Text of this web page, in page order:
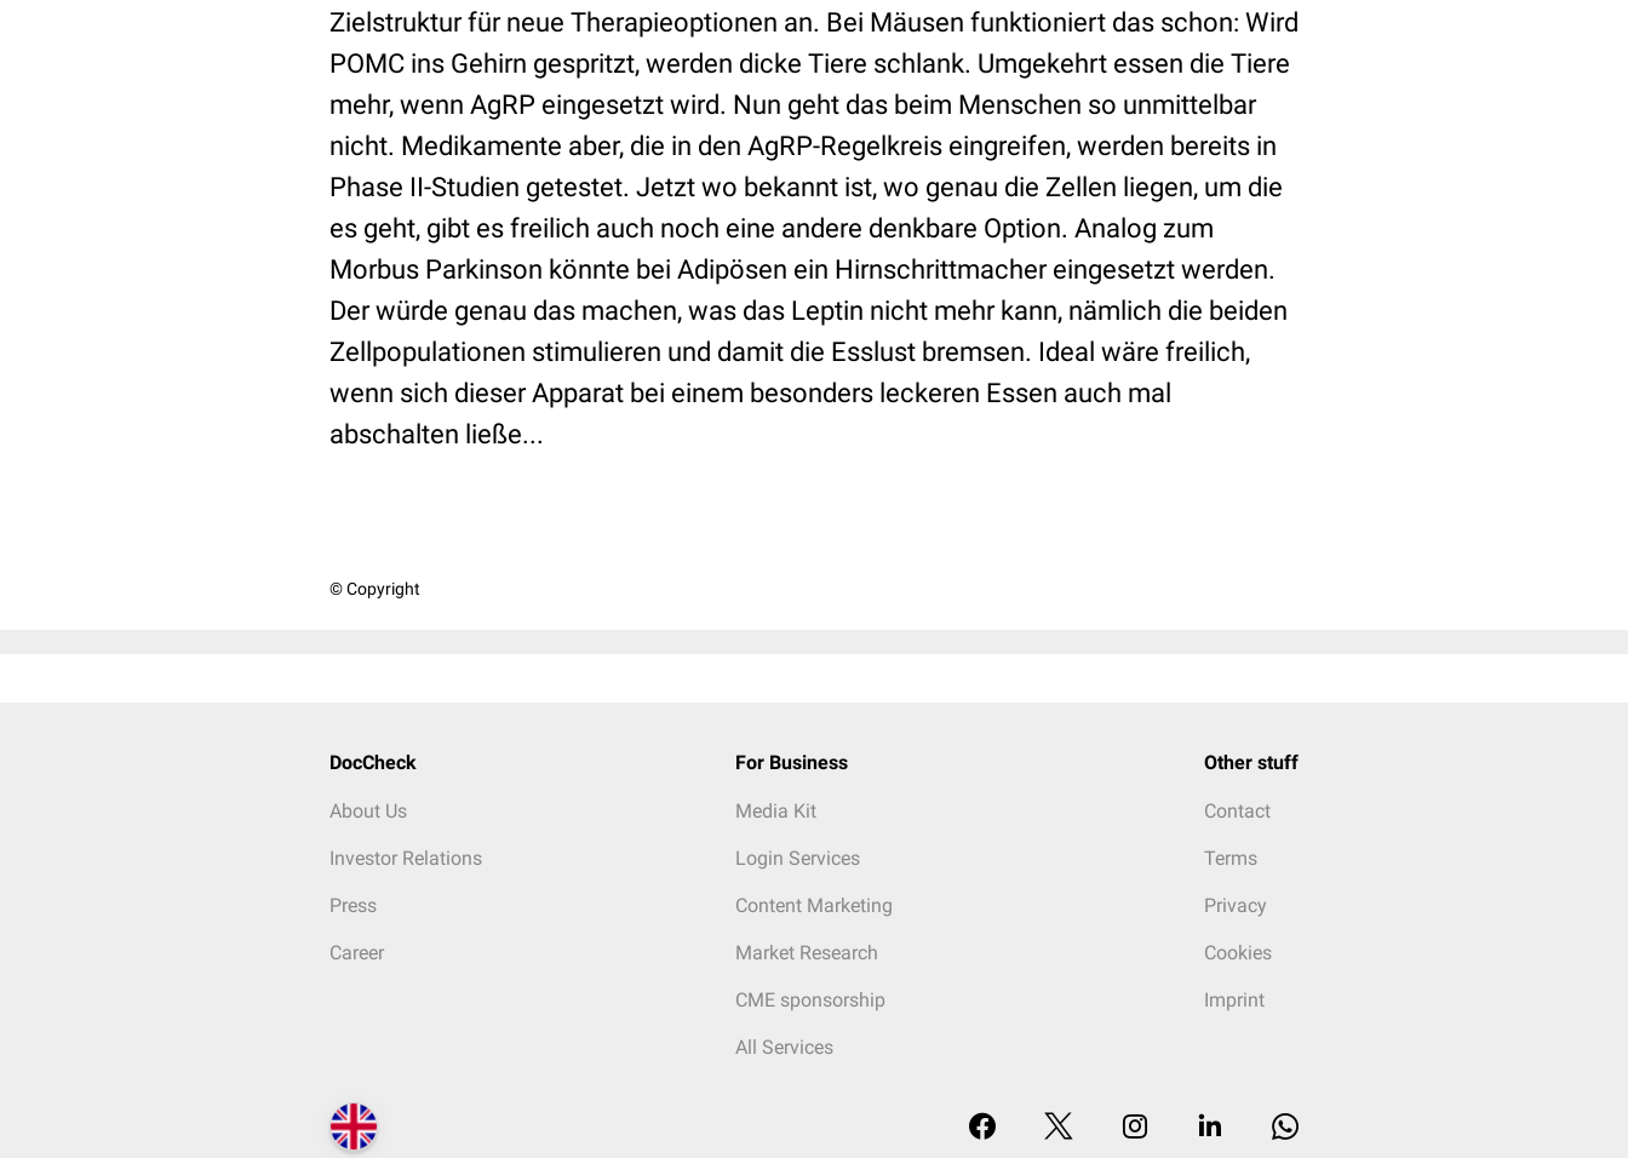
Zielstruktur für neue Therapieoptionen an. Bei Mäusen funktioniert das schon: Wird
POMC ins Gehirn gespritzt, werden dicke Tiere schlank. Umgekehrt essen die Tiere
mehr, wenn AgRP eingesetzt wird. Nun geht das beim Menschen so unmittelbar
nicht. Medikamente aber, die in den AgRP-Regelkreis eingreifen, werden bereits in
Phase II-Studien getestet. Jetzt wo bekannt ist, wo genau die Zellen liegen, um die
es geht, gibt es freilich auch noch eine andere denkbare Option. Analog zum
Morbus Parkinson könnte bei Adipösen ein Hirnschrittmacher eingesetzt werden.
Der würde genau das machen, was das Leptin nicht mehr kann, nämlich die beiden
Zellpopulationen stimulieren und damit die Esslust bremsen. Ideal wäre freilich,
wenn sich dieser Apparat bei einem besonders leckeren Essen auch mal
abschalten ließe...
© Copyright
DocCheck
About Us
Investor Relations
Press
Career
For Business
Media Kit
Login Services
Content Marketing
Market Research
CME sponsorship
All Services
Other stuff
Contact
Terms
Privacy
Cookies
Imprint